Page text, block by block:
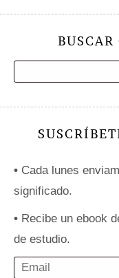
• Cada lunes
significado.
• Recibe un ebook
de estudio.